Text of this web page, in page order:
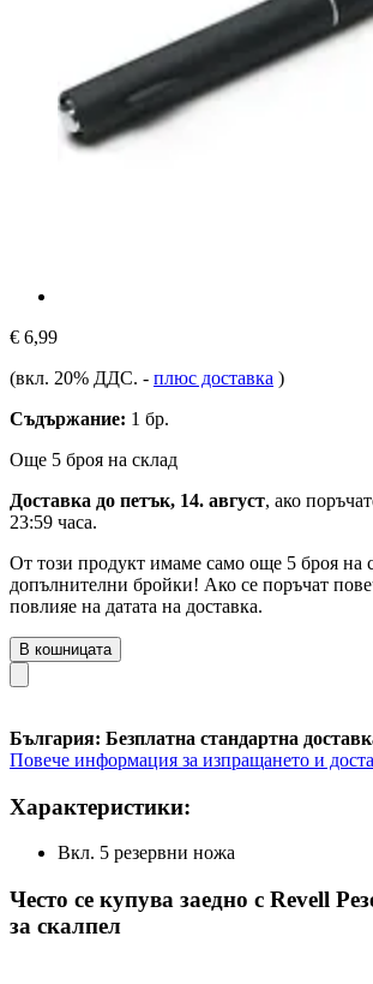
€ 6,99
(вкл. 20% ДДС. - плюс доставка )
Съдържание: 1 бр.
Още 5 броя на склад
Доставка до петък, 14. август, ако
23:59 часа.
От този продукт имаме само още 5 броя на
допълнителни бройки! Ако се поръчат
повлияе на датата на доставка.
В кошницата
България: Безплатна стандартна
Повече информация за изпращането и
Характеристики:
Вкл. 5 резервни ножа
Често се купува заедно с Revell
за скалпел